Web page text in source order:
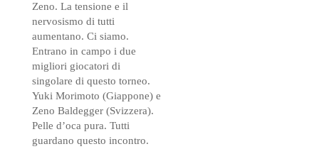
Zeno. La tensione e il
nervosismo di tutti
aumentano. Ci siamo.
Entrano in campo i due
migliori giocatori di
singolare di questo torneo.
Yuki Morimoto (Giappone) e
Zeno Baldegger (Svizzera).
Pelle d’oca pura. Tutti
guardano questo incontro.